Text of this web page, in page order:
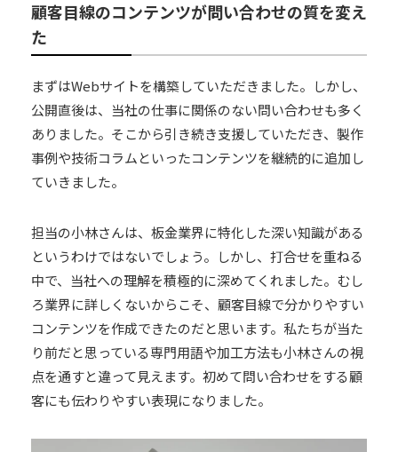
顧客目線のコンテンツが問い合わせの質を変え
た
まずはWebサイトを構築していただきました。しかし、
公開直後は、当社の仕事に関係のない問い合わせも多く
ありました。そこから引き続き支援していただき、製作
事例や技術コラムといったコンテンツを継続的に追加し
ていきました。
担当の小林さんは、板金業界に特化した深い知識がある
というわけではないでしょう。しかし、打合せを重ねる
中で、当社への理解を積極的に深めてくれました。むし
ろ業界に詳しくないからこそ、顧客目線で分かりやすい
コンテンツを作成できたのだと思います。私たちが当た
り前だと思っている専門用語や加工方法も小林さんの視
点を通すと違って見えます。初めて問い合わせをする顧
客にも伝わりやすい表現になりました。